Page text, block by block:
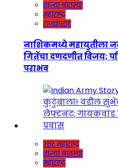
ताज्या बातम्या
महाराष्ट्र
राजकारण
नाशिकमध्ये महायुतीला
गितेंचा दणदणीत विजय;
पराभव
उत्तर महाराष्ट्र
ताज्या बातम्या
महाराष्ट्र